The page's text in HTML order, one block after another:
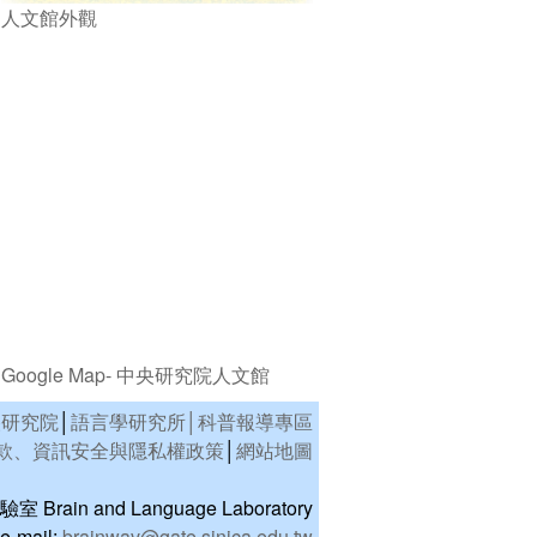
人文館外觀
Google Map- 中央研究院人文館
究院 語言學研究所│ 科普報導專區
、資訊安全與隱私權政策 網站地圖
室 Brain and Language Laboratory